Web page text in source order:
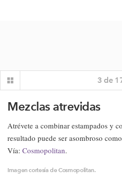
3 de
Mezclas atrevidas
Atrévete a combinar estampados y
resultado puede ser asombroso
Vía: Cosmopolitan.
Imagen cortesía de Cosmopolitan.